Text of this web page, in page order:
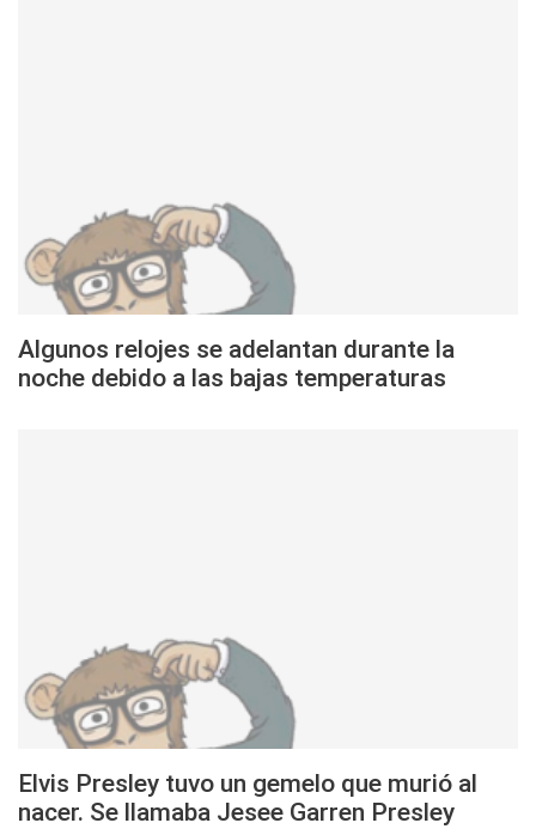
Algunos relojes se adelantan durante la
noche debido a las bajas temperaturas
Elvis Presley tuvo un gemelo que murió al
nacer. Se llamaba Jesee Garren Presley